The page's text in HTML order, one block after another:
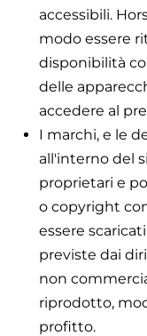
accessibili.
modo essere
disponibilità
delle
accedere al
I marchi, e le
all'interno del
proprietari e
o copyright
essere
previste dai
non
riprodotto,
profitto.